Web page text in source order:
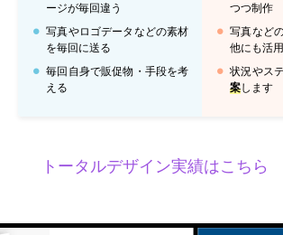
ージが毎回違う
写真やロゴデータなどの素材
を毎回に送る
毎回自身で販促物・手段を考
える
つつ制作
写真など
他にも活用
状況やス
案します
トータルデザイン実績はこちら